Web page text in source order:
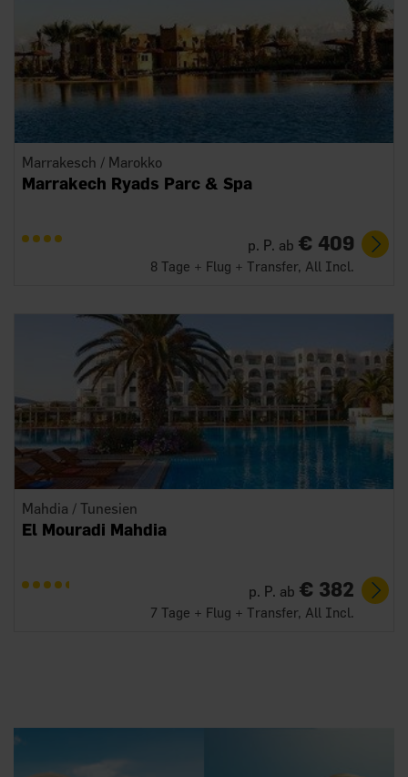
Marrakesch / Marokko
Marrakech Ryads Parc & Spa
p. P. ab € 409
8 Tage + Flug + Transfer, All Incl.
Mahdia / Tunesien
El Mouradi Mahdia
p. P. ab € 382
7 Tage + Flug + Transfer, All Incl.